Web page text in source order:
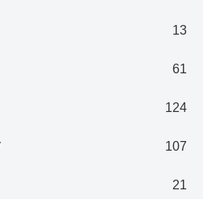
13
61
124
107
21